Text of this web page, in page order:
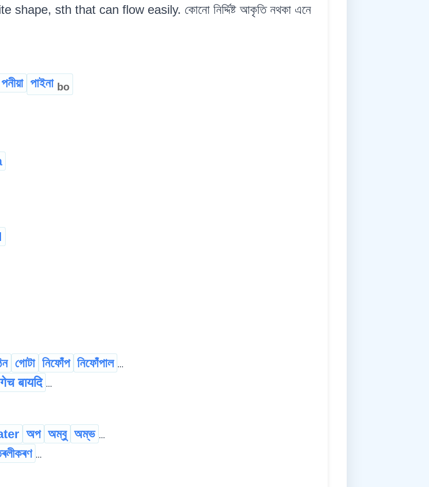
shape, sth that can flow easily. কোনো নিৰ্দ্দিষ্ট আকৃতি নথকা এনে
পনীয়া পাইনা bo
গোটা নিফোঁপ নিফোঁপাল ...
गेच बायदि ...
অপ অম্বু অম্ভ ...
...